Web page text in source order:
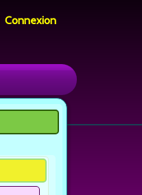
Connexion